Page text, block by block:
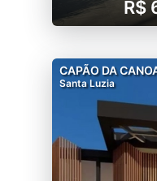
R$
CAPÃO DA
Santa Luzia